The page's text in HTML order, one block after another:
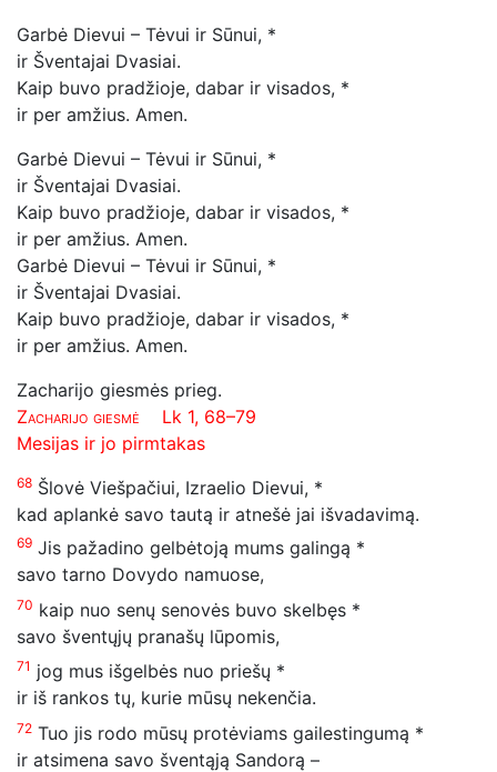
Garbė Dievui – Tėvui ir Sūnui, *
ir Šventajai Dvasiai.
Kaip buvo pradžioje, dabar ir visados, *
ir per amžius. Amen.
Garbė Dievui – Tėvui ir Sūnui, *
ir Šventajai Dvasiai.
Kaip buvo pradžioje, dabar ir visados, *
ir per amžius. Amen.
Garbė Dievui – Tėvui ir Sūnui, *
ir Šventajai Dvasiai.
Kaip buvo pradžioje, dabar ir visados, *
ir per amžius. Amen.
Zacharijo giesmės prieg.
Zacharijo giesmė Lk 1, 68–79
Mesijas ir jo pirmtakas
68 Šlovė Viešpačiui, Izraelio Dievui, *
kad aplankė savo tautą ir atnešė jai išvadavimą.
69 Jis pažadino gelbėtoją mums galingą *
savo tarno Dovydo namuose,
70 kaip nuo senų senovės buvo skelbęs *
savo šventųjų pranašų lūpomis,
71 jog mus išgelbės nuo priešų *
ir iš rankos tų, kurie mūsų nekenčia.
72 Tuo jis rodo mūsų protėviams gailestingumą *
ir atsimena savo šventąją Sandorą –